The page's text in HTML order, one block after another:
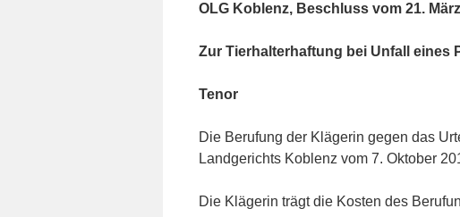
OLG Koblenz, Beschluss vom 21.
Zur Tierhalterhaftung bei Unfall eines
Tenor
Die Berufung der Klägerin gegen das
Landgerichts Koblenz vom 7. Oktober
Die Klägerin trägt die Kosten des